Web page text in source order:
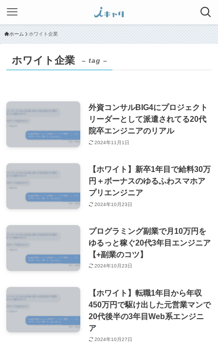
ホーム ホワイト企業
ホワイト企業 – tag –
外資コンサルBIG4にプロジェクト
リーダーとして派遣されてる20代
院卒エンジニアのリアル
2024年11月1日
【ホワイト】新卒1年目で給料30万
円＋ボーナスのゆるふわスマホア
プリエンジニア
2024年10月23日
プログラミング副業で月10万円を
ゆるっと稼ぐ20代3年目エンジニア
【+副業のコツ】
2024年10月23日
【ホワイト】転職1年目から年収
450万円で駆け出した元営業マンで
20代後半の3年目Web系エンジニ
ア
2024年10月27日